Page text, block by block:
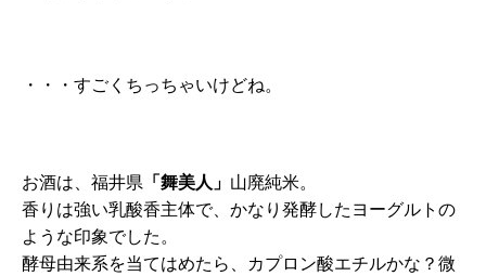
・・・すごくちっちゃいけどね。
お酒は、福井県 「舞美人」 山廃純米。
香りは強い乳酸香主体で、かなり発酵したヨーグルトの
ような印象でした。
酵母由来系を当てはめたら、カプロン酸エチルかな？微